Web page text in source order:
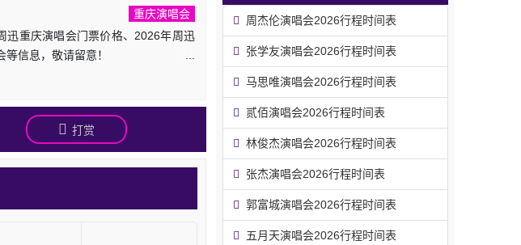
重庆演唱会
迅重庆演唱会门票价格、2026年周迅
信息，敬请留意！
打赏
周杰伦演唱会2026行程时间表
张学友演唱会2026行程时间表
马思唯演唱会2026行程时间表
贰佰演唱会2026行程时间表
林俊杰演唱会2026行程时间表
张杰演唱会2026行程时间表
郭富城演唱会2026行程时间表
五月天演唱会2026行程时间表